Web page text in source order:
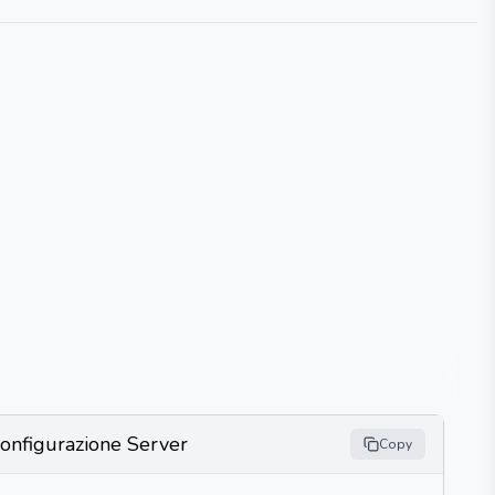
Server Copy